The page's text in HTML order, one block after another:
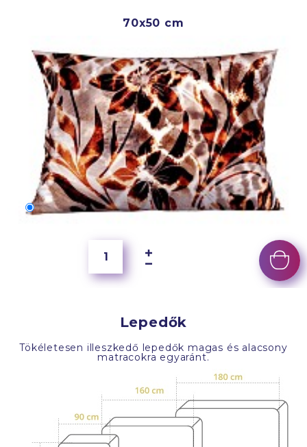
70x50 cm
70x50 cm
Lepedők
Tökéletesen illeszkedő lepedők magas és alacsony
matracokra egyaránt.